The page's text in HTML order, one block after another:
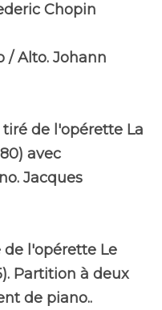
Chopin
/ Alto. Johann
tiré de l'opérette La
avec
Jacques
de l'opérette Le
Partition à deux
de piano..